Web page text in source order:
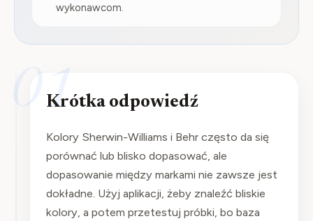
wykonawcom.
01
Krótka odpowiedź
Kolory Sherwin-Williams i Behr często da się
porównać lub blisko dopasować, ale
dopasowanie między markami nie zawsze jest
dokładne. Użyj aplikacji, żeby znaleźć bliskie
kolory, a potem przetestuj próbki, bo baza